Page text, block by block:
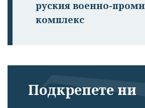
руския военно-
комплекс
Подкрепете ни